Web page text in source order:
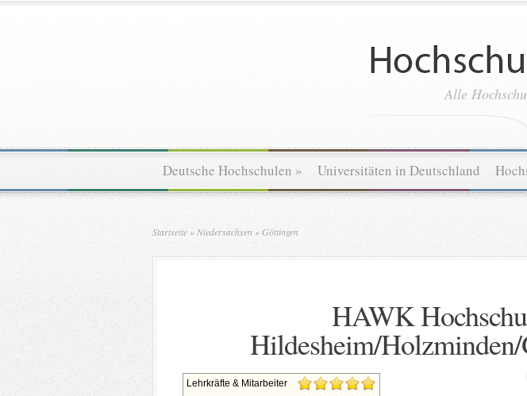
Alle
Deutsche Hochschulen » Universitäten in Deutschland
Startseite » Niedersachsen »Göttingen
HAWK
Hildesheim/
Lehrkräfte & Mitarbeiter